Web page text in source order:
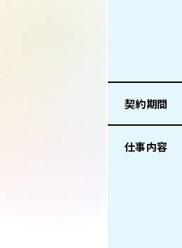
契約期間
仕事内容